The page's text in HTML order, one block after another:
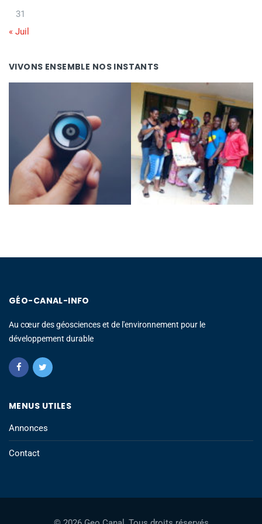
31
« Juil
VIVONS ENSEMBLE NOS INSTANTS
GÉO-CANAL-INFO
Au cœur des géosciences et de l'environnement pour le
développement durable
MENUS UTILES
Annonces
Contact